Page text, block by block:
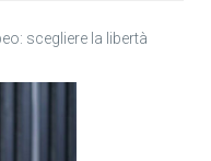
scegliere la libertà